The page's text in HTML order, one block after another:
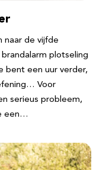
naar de vijfde
plotseling
bent een uur verder,
Voor
serieus probleem,
een…